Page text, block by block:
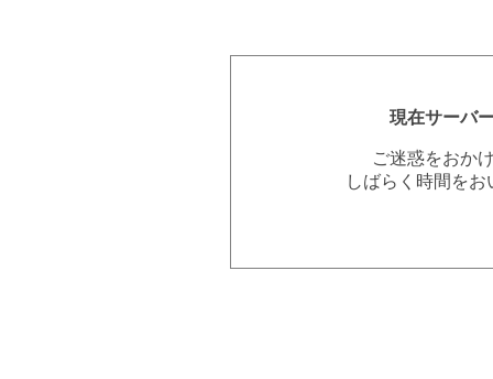
現在サーバ
ご迷惑をおか
しばらく時間を